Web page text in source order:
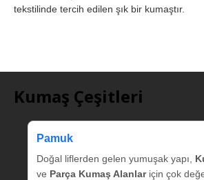
tekstilinde tercih edilen şık bir kumaştır.
Kumaş Çeşitleri
Pamuk
Doğal liflerden gelen yumuşak yapı,
ve Parça Kumaş Alanlariçin çok